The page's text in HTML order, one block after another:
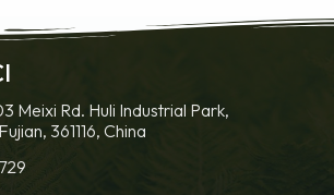
DI SAPERNE DI
Meixi Rd. Huli Industrial Park,
361116, China